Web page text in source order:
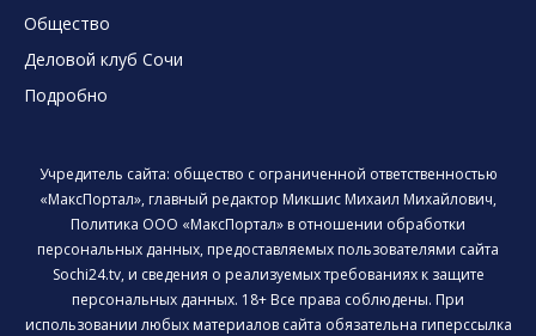
Общество
Деловой клуб Сочи
Подробно
Учредитель сайта: общество с ограниченной ответственностью
«МаксПортал», главный редактор Микшис Михаил Михайлович,
Политика ООО «МаксПортал» в отношении обработки
персональных данных, предоставляемых пользователями сайта
Sochi24.tv, и сведения о реализуемых требованиях к защите
персональных данных. 18+ Все права соблюдены. При
использовании любых материалов сайта обязательна гиперссылка